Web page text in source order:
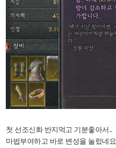
첫 선조신화 반지먹고 기분좋아서..
마법부여하고 바로 변성을 눌렀네요